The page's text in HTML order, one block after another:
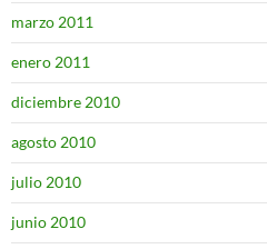
marzo 2011
enero 2011
diciembre 2010
agosto 2010
julio 2010
junio 2010